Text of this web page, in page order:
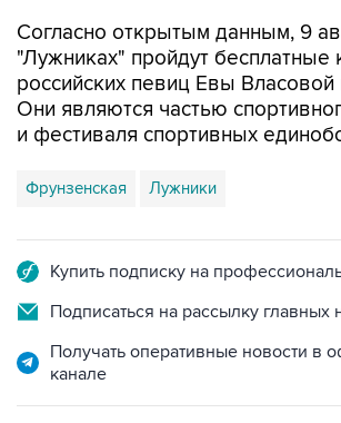
Согласно открытым данным, 9
"Лужниках" пройдут бесплатные
российских певиц Евы Власовой
Они являются частью
и фестиваля спортивных
Фрунзенская Лужники
Купить подписку на
Подписаться на рассылку главных
Получать оперативные новости в
канале